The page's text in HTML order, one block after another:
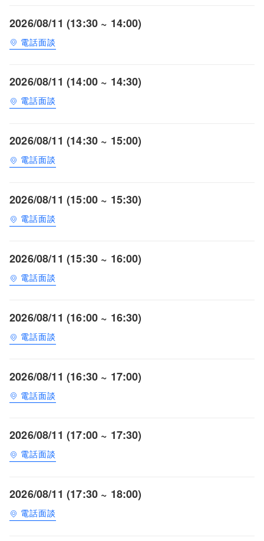
2026/08/11 (13:30 ~ 14:00)
電話面談
2026/08/11 (14:00 ~ 14:30)
電話面談
2026/08/11 (14:30 ~ 15:00)
電話面談
2026/08/11 (15:00 ~ 15:30)
電話面談
2026/08/11 (15:30 ~ 16:00)
電話面談
2026/08/11 (16:00 ~ 16:30)
電話面談
2026/08/11 (16:30 ~ 17:00)
電話面談
2026/08/11 (17:00 ~ 17:30)
電話面談
2026/08/11 (17:30 ~ 18:00)
電話面談